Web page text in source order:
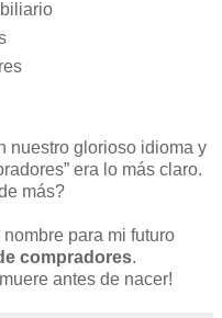
nuestro glorioso idioma y
era lo más claro.
más?
para mi futuro
compradores.
antes de nacer!